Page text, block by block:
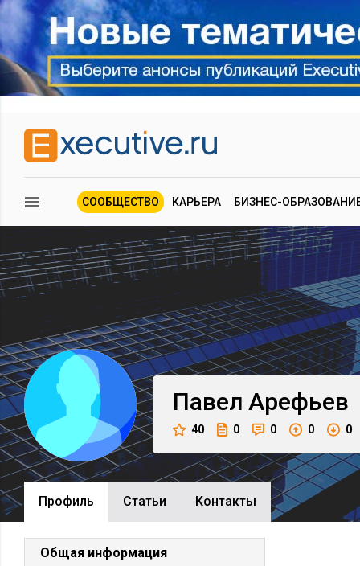
СООБЩЕСТВО КАРЬЕРА БИЗНЕС-
Павел Арефьев
40 0 0 0 0
Профиль Cтатьи Контакты
Общая информация